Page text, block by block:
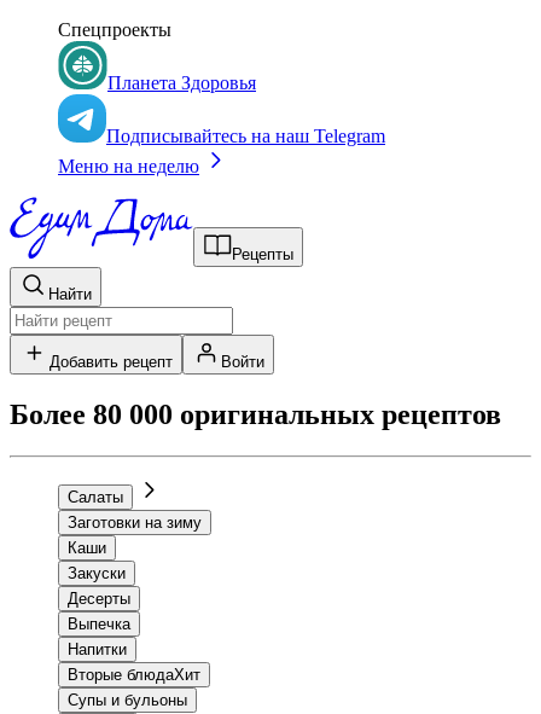
Спецпроекты
Планета Здоровья
Подписывайтесь на наш Telegram
Меню на неделю
Рецепты
Найти
Добавить рецепт Войти
Более 80 000 оригинальных рецептов
Салаты
Заготовки на зиму
Каши
Закуски
Десерты
Выпечка
Напитки
Вторые блюдаХит
Супы и бульоны